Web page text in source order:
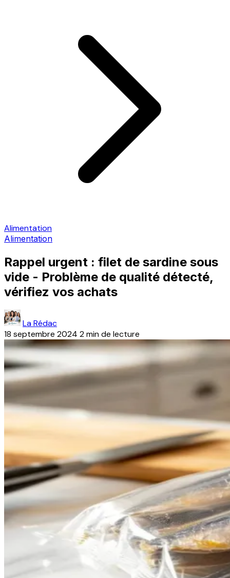
Alimentation
Alimentation
Rappel urgent : filet de sardine sous
vide - Problème de qualité détecté,
vérifiez vos achats
La Rédac
18 septembre 2024 2 min de lecture